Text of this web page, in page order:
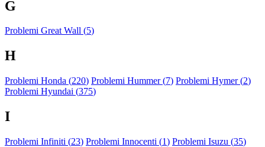
G
Problemi Great Wall (5)
H
Problemi Honda (220) Problemi Hummer (7) Problemi Hymer (2)
Problemi Hyundai (375)
I
Problemi Infiniti (23) Problemi Innocenti (1) Problemi Isuzu (35)